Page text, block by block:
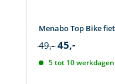
Menabo Top Bike
49,- 45,-
5 tot 10